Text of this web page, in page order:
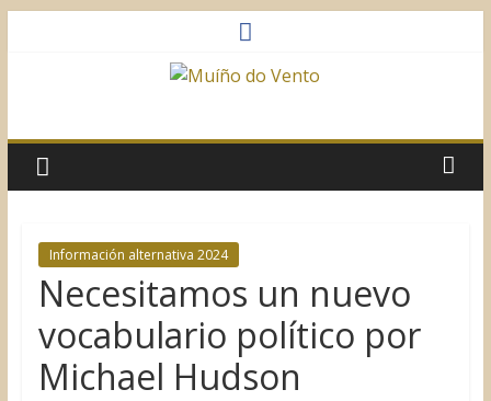
do
Vento
Asociación
Sociocultural
Información alternativa 2024
Necesitamos un nuevo
vocabulario político por
Michael Hudson